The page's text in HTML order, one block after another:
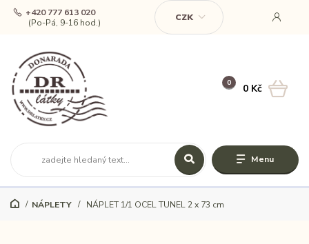
Menu
CZK
+420 777 613 020
(Po-Pá, 9-16 hod.)
0 0 Kč
NÁPLETY NÁPLET 1/1 OCEL TUNEL 2 x 73 cm